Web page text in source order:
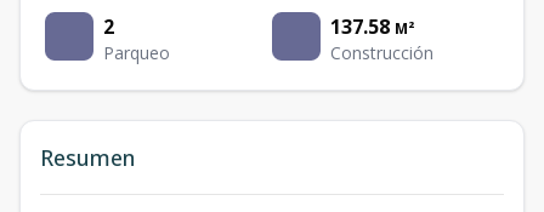
2
Parqueo
137.58 M²
Construcción
Resumen